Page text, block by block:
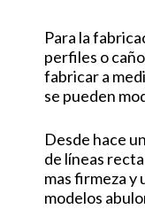
Para la
perfiles o
fabricar a
se pueden
Desde hace
de líneas
mas firmeza y
modelos